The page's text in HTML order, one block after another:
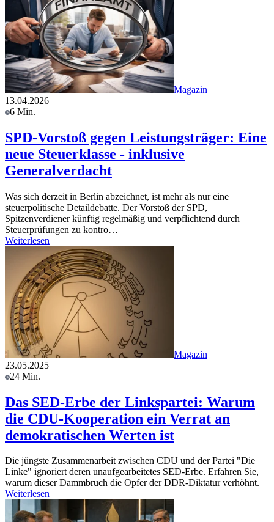
Magazin
13.04.2026
6 Min.
SPD-Vorstoß gegen Leistungsträger: Eine
neue Steuerklasse - inklusive
Generalverdacht
Was sich derzeit in Berlin abzeichnet, ist mehr als nur eine
steuerpolitische Detaildebatte. Der Vorstoß der SPD,
Spitzenverdiener künftig regelmäßig und verpflichtend durch
Steuerprüfungen zu kontro…
Weiterlesen
Magazin
23.05.2025
24 Min.
Das SED-Erbe der Linkspartei: Warum
die CDU-Kooperation ein Verrat an
demokratischen Werten ist
Die jüngste Zusammenarbeit zwischen CDU und der Partei "Die
Linke" ignoriert deren unaufgearbeitetes SED-Erbe. Erfahren Sie,
warum dieser Dammbruch die Opfer der DDR-Diktatur verhöhnt.
Weiterlesen